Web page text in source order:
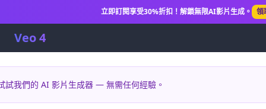
立即訂閱享受30%折扣！解鎖無限AI影片生成。 領
Veo 4
我們的 AI 影片生成器 — 無需任何經驗。